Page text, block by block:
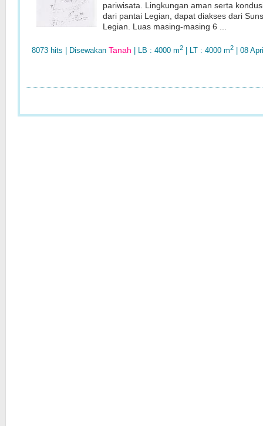
pariwisata. Lingkungan aman serta
dari pantai Legian, dapat diakses dari
Legian. Luas masing-masing 6 ...
8073 hits | Disewakan Tanah | LB : 4000 m2 | LT : 4000 m2 | 08